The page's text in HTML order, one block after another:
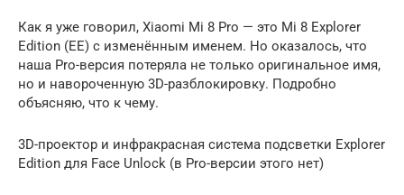
Как я уже говорил, Xiaomi Mi 8 Pro — это Mi 8 Explorer
Edition (EE) с изменённым именем. Но оказалось, что
наша Pro-версия потеряла не только оригинальное имя,
но и навороченную 3D-разблокировку. Подробно
объясняю, что к чему.
3D-проектор и инфракрасная система подсветки Explorer
Edition для Face Unlock (в Pro-версии этого нет)